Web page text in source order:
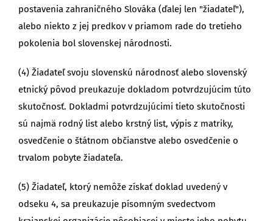
postavenia zahraničného Slováka (ďalej len "žiadateľ"),
alebo niekto z jej predkov v priamom rade do tretieho
pokolenia bol slovenskej národnosti.
(4) Žiadateľ svoju slovenskú národnosť alebo slovenský
etnický pôvod preukazuje dokladom potvrdzujúcim túto
skutočnosť. Dokladmi potvrdzujúcimi tieto skutočnosti
sú najmä rodný list alebo krstný list, výpis z matriky,
osvedčenie o štátnom občianstve alebo osvedčenie o
trvalom pobyte žiadateľa.
(5) Žiadateľ, ktorý nemôže získať doklad uvedený v
odseku 4, sa preukazuje písomným svedectvom